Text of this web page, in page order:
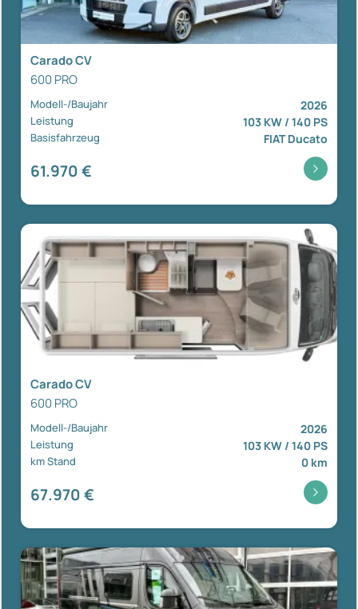
Carado CV
600 PRO
Modell-/Baujahr 2026
Leistung 103 KW / 140 PS
Basisfahrzeug FIAT Ducato
61.970 €
Carado CV
600 PRO
Modell-/Baujahr 2026
Leistung 103 KW / 140 PS
km Stand 0 km
67.970 €